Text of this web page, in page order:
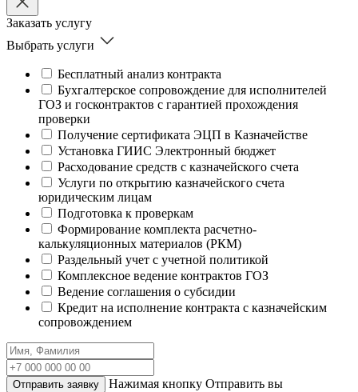
Заказать услугу
Выбрать услуги
Бесплатный анализ контракта
Бухгалтерское сопровождение для исполнителей
ГОЗ и госконтрактов с гарантией прохождения
проверки
Получение сертификата ЭЦП в Казначействе
Установка ГИИС Электронный бюджет
Расходование средств с казначейского счета
Услуги по открытию казначейского счета
юридическим лицам
Подготовка к проверкам
Формирование комплекта расчетно-
калькуляционных материалов (РКМ)
Раздельный учет с учетной политикой
Комплексное ведение контрактов ГОЗ
Ведение соглашения о субсидии
Кредит на исполнение контракта с казначейским
сопровождением
Отправить заявку
Нажимая кнопку Отправить вы